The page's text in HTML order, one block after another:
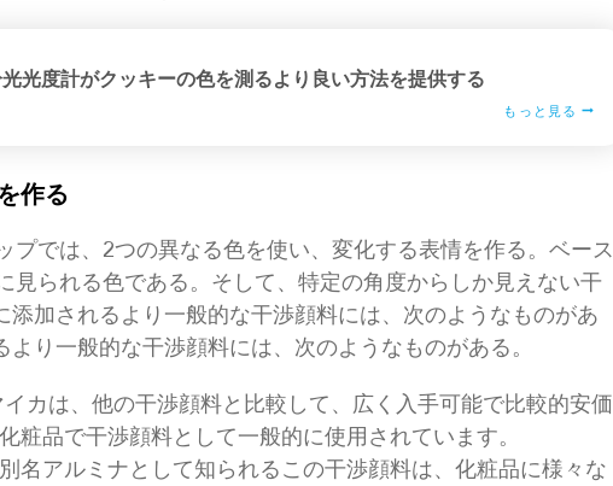
光度計がクッキーの色を測るより良い方法を提供する
もっと見る
作る
プでは、2つの異なる色を使い、変化する表情を作る。ベース
見られる色である。そして、特定の角度からしか見えない干
添加されるより一般的な干渉顔料には、次のようなものがあ
り一般的な干渉顔料には、次のようなものがある。
イカは、他の干渉顔料と比較して、広く入手可能で比較的安価
粧品で干渉顔料として一般的に使用されています。
別名アルミナとして知られるこの干渉顔料は、化粧品に様々な